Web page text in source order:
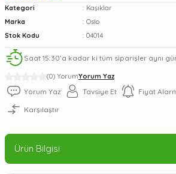
(0) YorumYorum Yaz
Kategori
Kaşıklar
Marka
Oslo
Stok Kodu
04014
Saat 15:30’a kadar ki tüm siparişler aynı
Yorum Yaz Tavsiye Et Fiyat
Karşılaştır
Ürün Bilgisi